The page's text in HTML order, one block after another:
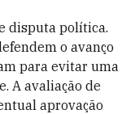
disputa política.
o avanço
para evitar uma
A avaliação de
aprovação